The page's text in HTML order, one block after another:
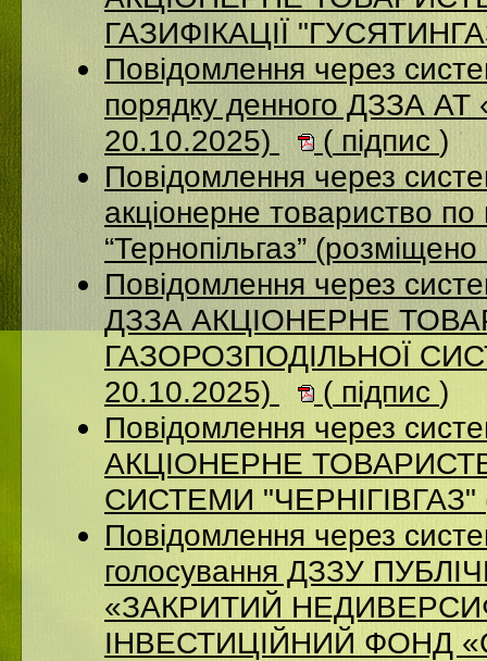
ГАЗИФІКАЦІЇ
Повідомлення через
порядку денного ДЗЗА АТ
20.10.2025)
( підпис )
Повідомлення через
акціонерне товариство по
“Тернопільгаз”
Повідомлення через
ДЗЗА АКЦІОНЕРНЕ
ГАЗОРОЗПОДІЛЬНОЇ
20.10.2025)
( підпис )
Повідомлення через
АКЦІОНЕРНЕ
СИСТЕМИ "ЧЕРНІГІВГАЗ"
Повідомлення через
голосування ДЗЗУ
«ЗАКРИТИЙ
ІНВЕСТИЦІЙНИЙ ФОНД